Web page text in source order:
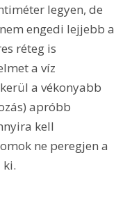
legyen, de
engedi lejjebb a
réteg is
a víz
a vékonyabb
apróbb
kell
ne peregjen a
ki.